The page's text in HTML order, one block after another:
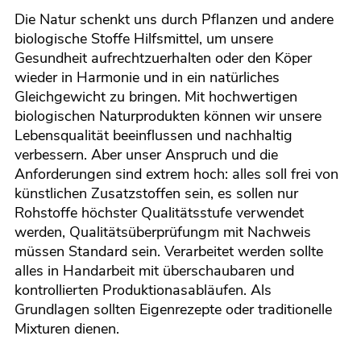
Die Natur schenkt uns durch Pflanzen und andere
biologische Stoffe Hilfsmittel, um unsere
Gesundheit aufrechtzuerhalten oder den Köper
wieder in Harmonie und in ein natürliches
Gleichgewicht zu bringen. Mit hochwertigen
biologischen Naturprodukten können wir unsere
Lebensqualität beeinflussen und nachhaltig
verbessern. Aber unser Anspruch und die
Anforderungen sind extrem hoch: alles soll frei von
künstlichen Zusatzstoffen sein, es sollen nur
Rohstoffe höchster Qualitätsstufe verwendet
werden, Qualitätsüberprüfungm mit Nachweis
müssen Standard sein. Verarbeitet werden sollte
alles in Handarbeit mit überschaubaren und
kontrollierten Produktionasabläufen. Als
Grundlagen sollten Eigenrezepte oder traditionelle
Mixturen dienen.